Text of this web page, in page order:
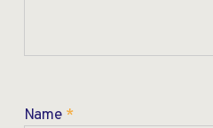
Name *